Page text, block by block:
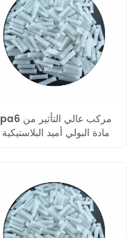
pa6 مركب عالي التأثير من
مادة البولي أميد البلاستيكية